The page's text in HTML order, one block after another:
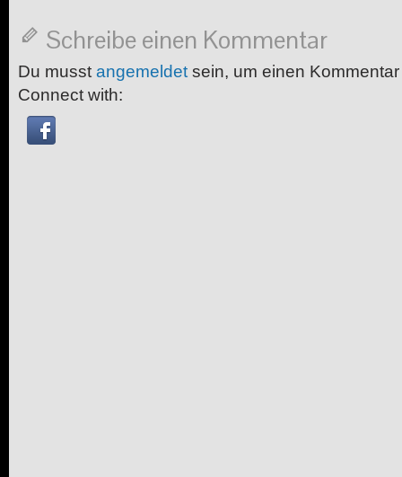
Schreibe einen Kommentar
Du musst angemeldet sein, um einen
Connect with: